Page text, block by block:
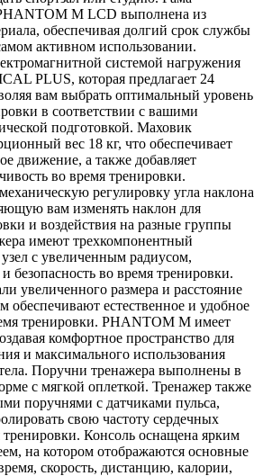
M LCD выполнена из
обеспечивая долгий срок службы
активном использовании.
системой нагружения
PLUS, которая предлагает 24
вам выбрать оптимальный уровень
в соответствии с вашими
подготовкой. Маховик
вес 18 кг, что обеспечивает
движение, а также добавляет
во время тренировки.
регулировку угла наклона
вам изменять наклон для
и воздействия на разные группы
имеют трехкомпонентный
с увеличенным радиусом,
безопасность во время тренировки.
увеличенного размера и расстояние
обеспечивают естественное и удобное
тренировки. PHANTOM M имеет
комфортное пространство для
и максимального использования
Поручни тренажера выполнены в
с мягкой оплеткой. Тренажер также
поручнями с датчиками пульса,
свою частоту сердечных
Консоль оснащена ярким
на котором отображаются основные
скорость, дистанцию, калории,